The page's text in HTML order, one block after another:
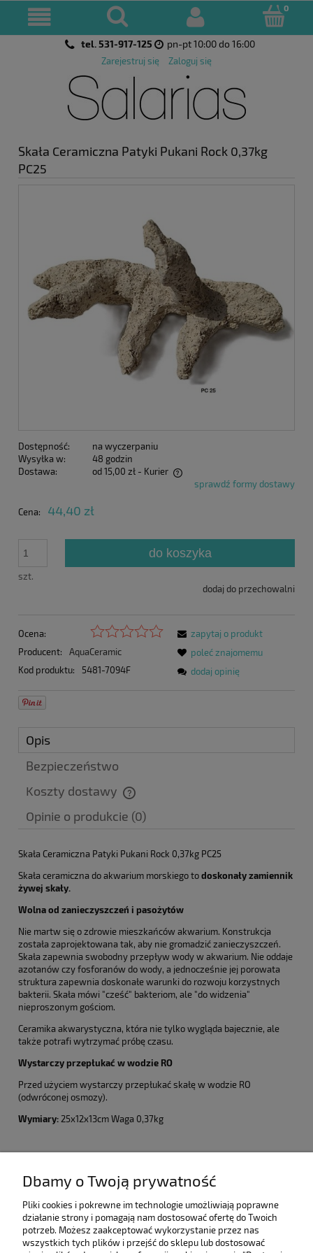
tel. 531-917-125 pn-pt 10:00 do 16:00
Zarejestruj się Zaloguj się
Skała Ceramiczna Patyki Pukani Rock 0,37kg
PC25
Dostępność:
na wyczerpaniu
Wysyłka w:
48 godzin
Dostawa:
od 15,00 zł - Kurier
Cena nie zawiera ewentualnych kosztów płatnościsprawdź formy dostawy
Cena: 44,40 zł
szt.
do koszyka
dodaj do przechowalni
Ocena:
Producent:
AquaCeramic
Kod produktu:
5481-7094F
zapytaj o produkt
poleć znajomemu
dodaj opinię
Opis
Bezpieczeństwo
Koszty dostawy
Cena nie zawiera ewentualnych kosztów płatności
Opinie o produkcie (0)
Skała Ceramiczna Patyki Pukani Rock 0,37kg PC25
Skała ceramiczna do akwarium morskiego to doskonały zamiennik
żywej skały.
Wolna od zanieczyszczeń i pasożytów
Nie martw się o zdrowie mieszkańców akwarium. Konstrukcja
została zaprojektowana tak, aby nie gromadzić zanieczyszczeń.
Skała zapewnia swobodny przepływ wody w akwarium. Nie oddaje
azotanów czy fosforanów do wody, a jednocześnie jej porowata
struktura zapewnia doskonałe warunki do rozwoju korzystnych
bakterii. Skała mówi "cześć" bakteriom, ale "do widzenia"
nieproszonym gościom.
Ceramika akwarystyczna, która nie tylko wygląda bajecznie, ale
także potrafi wytrzymać próbę czasu.
Wystarczy przepłukać w wodzie RO
Przed użyciem wystarczy przepłukać skałę w wodzie RO
(odwróconej osmozy).
Wymiary: 25x12x13cm Waga 0,37kg
Moje konto
Informacje
Dbamy o Twoją prywatność
Pliki cookies i pokrewne im technologie umożliwiają poprawne
działanie strony i pomagają nam dostosować ofertę do Twoich
potrzeb. Możesz zaakceptować wykorzystanie przez nas
wszystkich tych plików i przejść do sklepu lub dostosować